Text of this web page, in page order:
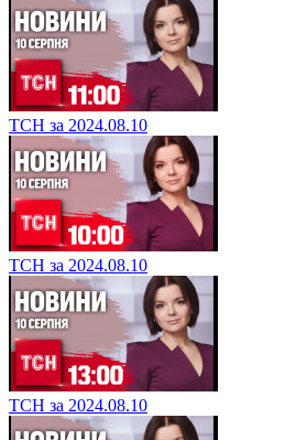
ТСН за 2024.08.10
ТСН за 2024.08.10
ТСН за 2024.08.10